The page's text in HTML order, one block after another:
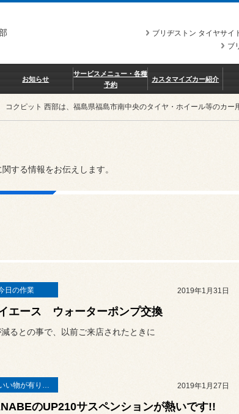
ブリヂストン タイヤサイ
ブ
お知らせ
サービスメニュー・各種
予約
カスタマイズカー紹介
コクピット 西部は、福島県福島市南中央のタイヤ・ホイール等のカ
する情報をお伝えします。
日の作業 2019年1月31日
エース ウォーターポンプ交換
るとの事で、以前ご来店されたときに
こんないい物が有りますよ！ 2019年1月27日
のUP210サスペンションが熱いです!!